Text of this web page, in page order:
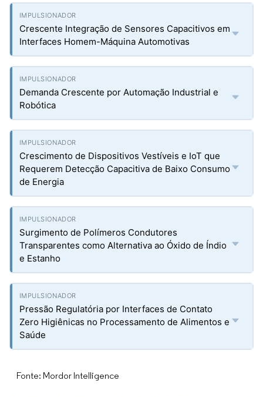
Crescente Integração de Sensores Capacitivos em
Interfaces Homem-Máquina Automotivas
Demanda Crescente por Automação Industrial e
Robótica
Crescimento de Dispositivos Vestíveis e IoT que
Requerem Detecção Capacitiva de Baixo Consumo
de Energia
Surgimento de Polímeros Condutores
Transparentes como Alternativa ao Óxido de Índio
e Estanho
Pressão Regulatória por Interfaces de Contato
Zero Higiênicas no Processamento de Alimentos e
Saúde
Fonte: Mordor Intelligence